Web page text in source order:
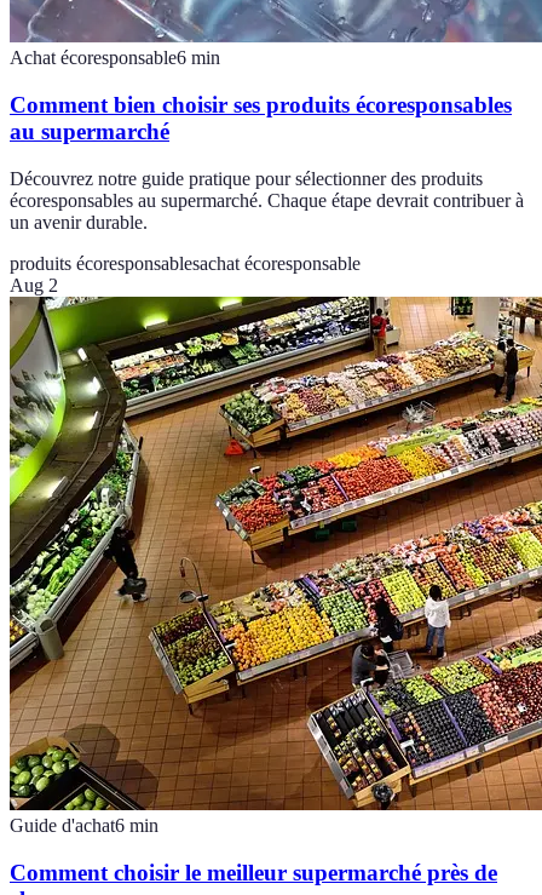
Achat écoresponsable6 min
Comment bien choisir ses produits écoresponsables
au supermarché
Découvrez notre guide pratique pour sélectionner des produits
écoresponsables au supermarché. Chaque étape devrait contribuer à
un avenir durable.
produits écoresponsablesachat écoresponsable
Aug 2
Guide d'achat6 min
Comment choisir le meilleur supermarché près de